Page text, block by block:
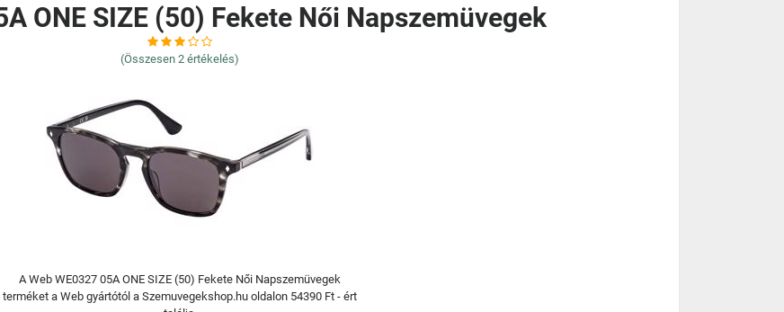
ONE SIZE (50) Fekete Női Napszemüvegek
(Összesen 2 értékelés)
A Web WE0327 05A ONE SIZE (50) Fekete Női Napszemüvegek
terméket a Web gyártótól a Szemuvegekshop.hu oldalon 54390 Ft - ért